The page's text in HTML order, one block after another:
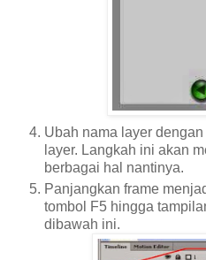
Ubah nama layer
layer. Langkah ini akan
berbagai hal nantinya.
Panjangkan frame
tombol F5 hingga
dibawah ini.